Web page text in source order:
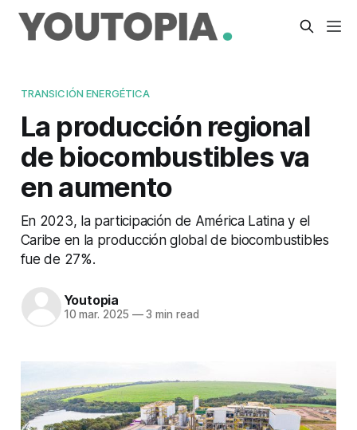
TRANSICIÓN ENERGÉTICA
La producción regional
de biocombustibles va
en aumento
En 2023, la participación de América Latina y el
Caribe en la producción global de biocombustibles
fue de 27%.
Youtopia
10 mar. 2025 —3 min read